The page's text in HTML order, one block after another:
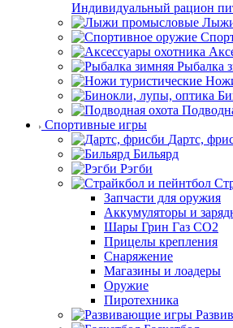
Индивидуальный рацион
Рыбалка
Спортивные игры
Дартс,
Бильярд
Рэгби
Запчасти для оружия
Аккумуляторы и
Шары Грин Газ СО2
Прицелы крепления
Снаряжение
Магазины и лоадеры
Оружие
Пиротехника